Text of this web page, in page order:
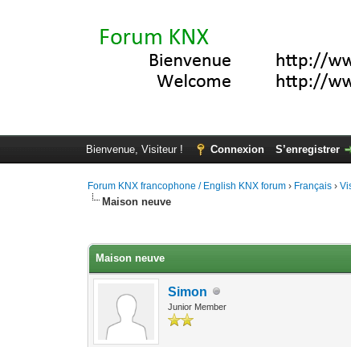
Bienvenue, Visiteur ! Connexion S’enregistrer
Forum KNX francophone / English KNX forum › Français ›
Maison neuve
Maison neuve
Simon
Junior Member